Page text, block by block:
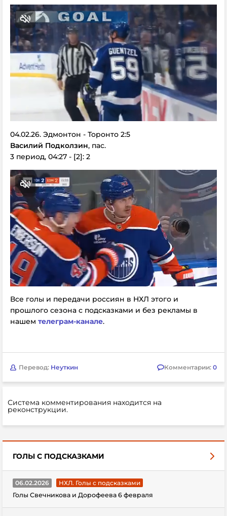
04.02.26. Эдмонтон - Торонто 2:5
Василий Подколзин, пас.
3 период, 04:27 - [2]: 2
Все голы и передачи россиян в НХЛ этого и
прошлого сезона с подсказками и без рекламы в
нашем телеграм-канале.
Перевод: Неуткин Комментарии: 0
Система комментирования находится на
реконструкции.
ГОЛЫ С ПОДСКАЗКАМИ
06.02.2026
НХЛ. Голы с подсказками
Голы Свечникова и Дорофеева 6 февраля